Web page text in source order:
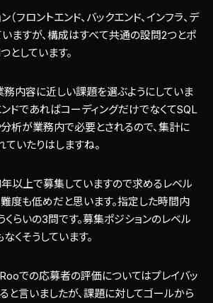
フロントエンド、バックエンド、インフラ、デ
いますが、構成はすべて共通の設問2つとポ
としています。
内容に近しい課題を選ぶようにしていま
ンドであればコーディングだけでなくてSQL
析が業務内で必要とされるので、集計に
いたりはしますね。
年以上で募集していますので求めるレベル
難度も低めだと思います。指定した時間内
くらいの3問です。募集ポジションのレベル
くそうしています。
での応募者の評価についてはプレイバッ
と言いましたが、課題に対してゴールから